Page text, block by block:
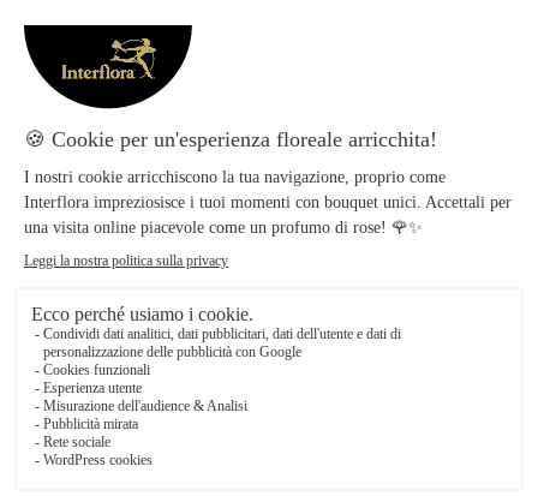
Malima Fiori S.r.l.s.
CERVINARA
4.9 (12)
Via Roma 26
Vedi il negozio
Consegna fiori a domicilio ad Apice
Nel cuore della Apice, piccolo gioiello della
provincia di Benevento in Campania, i nostri